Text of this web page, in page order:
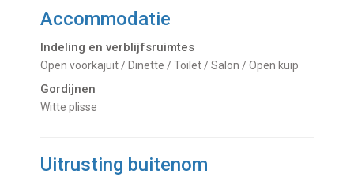
Accommodatie
Indeling en verblijfsruimtes
Open voorkajuit / Dinette / Toilet / Salon / Open kuip
Gordijnen
Witte plisse
Uitrusting buitenom